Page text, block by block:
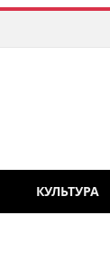
КУЛЬТУРА